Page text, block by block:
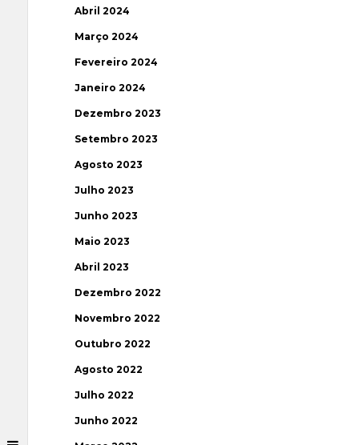
Abril 2024
Março 2024
Fevereiro 2024
Janeiro 2024
Dezembro 2023
Setembro 2023
Agosto 2023
Julho 2023
Junho 2023
Maio 2023
Abril 2023
Dezembro 2022
Novembro 2022
Outubro 2022
Agosto 2022
Julho 2022
Junho 2022